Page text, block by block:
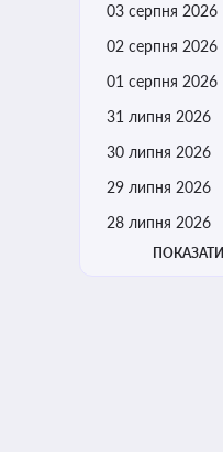
03 серпня 2026
02 серпня 2026
01 серпня 2026
31 липня 2026
30 липня 2026
29 липня 2026
28 липня 2026